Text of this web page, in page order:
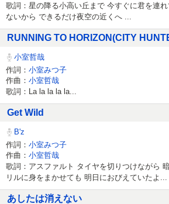
歌詞：星の降る小高い丘まで 今すぐに君を連
ないから できるだけ夜空の近くへ ...
RUNNING TO HORIZON(CITY
小室哲哉
作詞： 小室みつ子
作曲： 小室哲哉
歌詞：La la la la la...
Get Wild
B'z
作詞： 小室みつ子
作曲： 小室哲哉
歌詞：アスファルト タイヤを切りつけながら
リルに身をまかせても 明日におびえていたよ...
あしたは消えない